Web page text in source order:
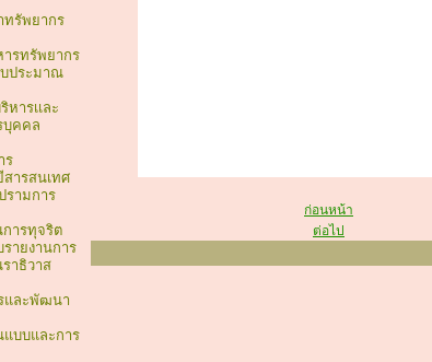
ทรัพยากร
รทรัพยากร
ประมาณ
ารเเละ
คคล
ร
ารสนเทศ
รามการ
ารทุจริต
ายงานการ
าธิวาส
และพัฒนา
บบและการ
ก่อนหน้า
ต่อไป